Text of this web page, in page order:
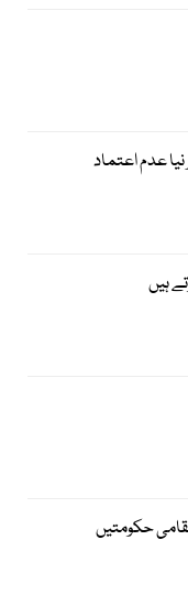
عدم اعتماد
ہیں
حکومتیں